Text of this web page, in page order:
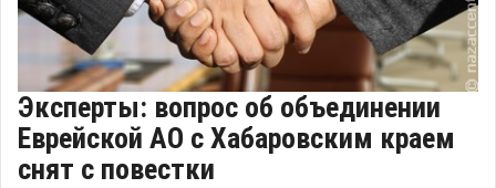
Эксперты: вопрос об объединении
Еврейской АО с Хабаровским краем
снят с повестки